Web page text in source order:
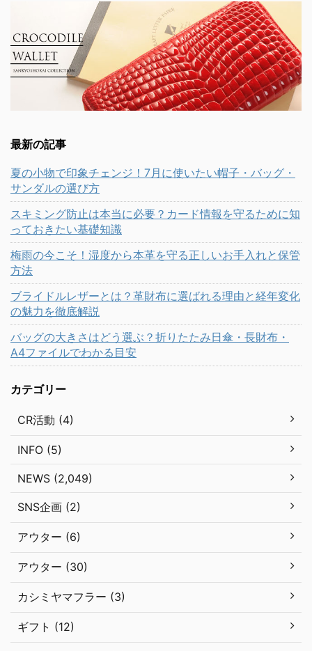
最新の記事
夏の小物で印象チェンジ！7月に使いたい帽子・バッグ・
サンダルの選び方
スキミング防止は本当に必要？カード情報を守るために知
っておきたい基礎知識
梅雨の今こそ！湿度から本革を守る正しいお手入れと保管
方法
ブライドルレザーとは？革財布に選ばれる理由と経年変化
の魅力を徹底解説
バッグの大きさはどう選ぶ？折りたたみ日傘・長財布・
A4ファイルでわかる目安
カテゴリー
CR活動 (4)
INFO (5)
NEWS (2,049)
SNS企画 (2)
アウター (6)
アウター (30)
カシミヤマフラー (3)
ギフト (12)